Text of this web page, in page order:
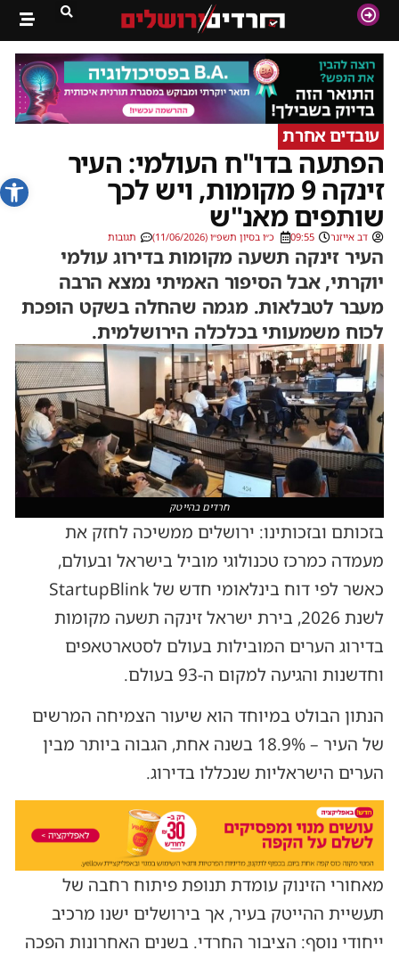
פתח
עובדים אחרת
הפתעה בדו"ח העולמי: העיר
זינקה 9 מקומות, ויש לכך
שותפים מאנ"ש
דב אייזנר 09:55 כ״ו בסיון תשפ״ו (11/06/2026) תגובות
העיר זינקה תשעה מקומות בדירוג עולמי
יוקרתי, אבל הסיפור האמיתי נמצא הרבה
מעבר לטבלאות. מגמה שהחלה בשקט הופכת
לכוח משמעותי בכלכלה הירושלמית.
חרדים בהייטק
בזכותם ובזכותינו: ירושלים ממשיכה לחזק את
מעמדה כמרכז טכנולוגי מוביל בישראל ובעולם,
כאשר לפי דוח בינלאומי חדש של StartupBlink
לשנת 2026, בירת ישראל זינקה תשעה מקומות
בדירוג הערים המובילות בעולם לסטארטאפים
וחדשנות והגיעה למקום ה-93 בעולם.
הנתון הבולט במיוחד הוא שיעור הצמיחה המרשים
של העיר – 18.9% בשנה אחת, הגבוה ביותר מבין
הערים הישראליות שנכללו בדירוג.
מאחורי הזינוק עומדת תנופת פיתוח רחבה של
תעשיית ההייטק בעיר, אך בירושלים ישנו מרכיב
ייחודי נוסף: הציבור החרדי. בשנים האחרונות הפכה